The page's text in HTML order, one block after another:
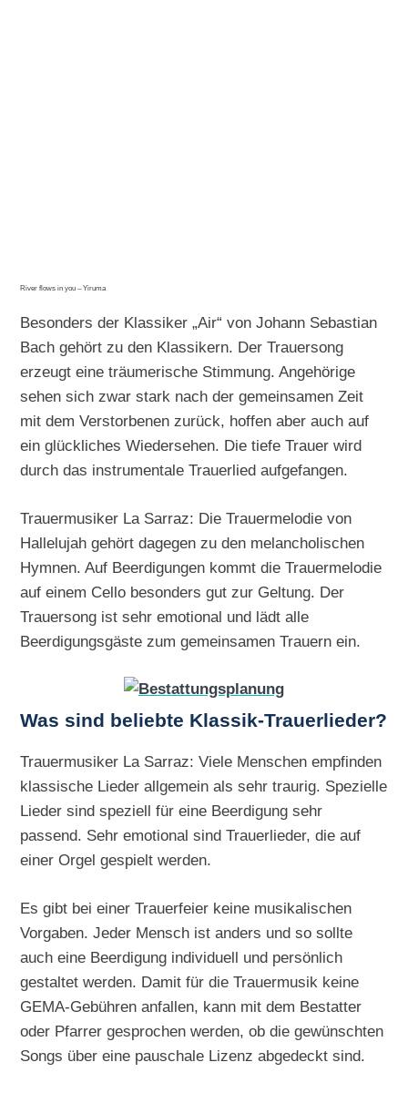
River flows in you – Yiruma
Besonders der Klassiker „Air“ von Johann Sebastian
Bach gehört zu den Klassikern. Der Trauersong
erzeugt eine träumerische Stimmung. Angehörige
sehen sich zwar stark nach der gemeinsamen Zeit
mit dem Verstorbenen zurück, hoffen aber auch auf
ein glückliches Wiedersehen. Die tiefe Trauer wird
durch das instrumentale Trauerlied aufgefangen.
Trauermusiker La Sarraz: Die Trauermelodie von
Hallelujah gehört dagegen zu den melancholischen
Hymnen. Auf Beerdigungen kommt die Trauermelodie
auf einem Cello besonders gut zur Geltung. Der
Trauersong ist sehr emotional und lädt alle
Beerdigungsgäste zum gemeinsamen Trauern ein.
Was sind beliebte Klassik-Trauerlieder?
Trauermusiker La Sarraz: Viele Menschen empfinden
klassische Lieder allgemein als sehr traurig. Spezielle
Lieder sind speziell für eine Beerdigung sehr
passend. Sehr emotional sind Trauerlieder, die auf
einer Orgel gespielt werden.
Es gibt bei einer Trauerfeier keine musikalischen
Vorgaben. Jeder Mensch ist anders und so sollte
auch eine Beerdigung individuell und persönlich
gestaltet werden. Damit für die Trauermusik keine
GEMA-Gebühren anfallen, kann mit dem Bestatter
oder Pfarrer gesprochen werden, ob die gewünschten
Songs über eine pauschale Lizenz abgedeckt sind.